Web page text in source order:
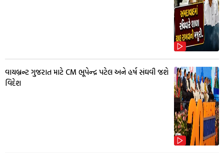
વાયબ્રન્ટ ગુજરાત માટે CM ભૂપેન્દ્ર પટેલ અને હર્ષ સંઘવી જશે
વિદેશ